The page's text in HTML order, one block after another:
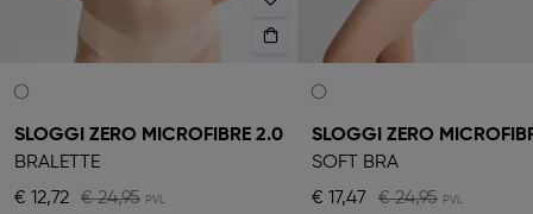
SLOGGI ZERO MICROFIBRE 2.0
BRALETTE
€ 12,72
€ 24,95
SLOGGI ZERO
SOFT BRA
€ 17,47
€ 24,95